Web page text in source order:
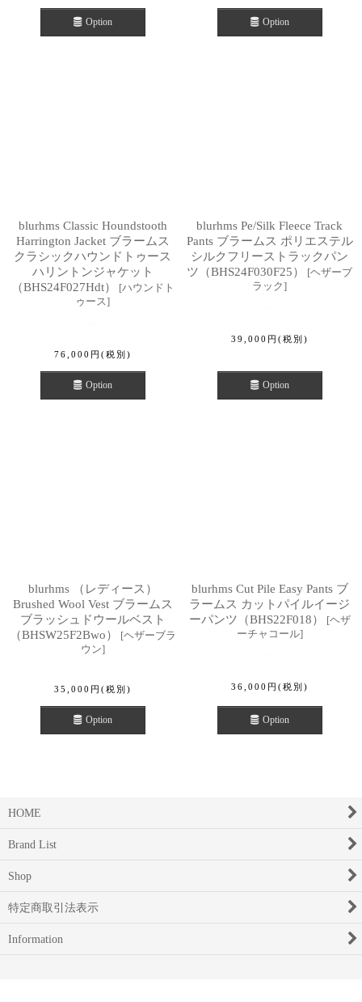
Option Option
blurhms Classic Houndstooth
Harrington Jacket ブラームス
クラシックハウンドトゥース
ハリントンジャケット
（BHS24F027Hdt）
[ハウンドト
ゥース]
76,000 円 (税別)
Option
blurhms Pe/Silk Fleece Track
Pants ブラームス ポリエステル
シルクフリーストラックパン
ツ（BHS24F030F25）
[ヘザーブ
ラック]
39,000 円 (税別)
Option
blurhms （レディース）
Brushed Wool Vest ブラームス
ブラッシュドウールベスト
（BHSW25F2Bwo）
[ヘザーブラ
ウン]
35,000 円 (税別)
Option
blurhms Cut Pile Easy Pants ブ
ラームス カットパイルイージ
ーパンツ（BHS22F018）
[ヘザ
ーチャコール]
36,000 円 (税別)
Option
HOME
Brand List
Shop
特定商取引法表示
Information